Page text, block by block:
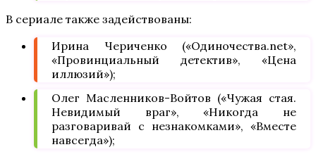
В сериале также задействованы:
Ирина Чериченко («Одиночества.net»,
«Провинциальный детектив», «Цена
иллюзий»);
Олег Масленников-Войтов («Чужая стая.
Невидимый враг», «Никогда не
разговаривай с незнакомками», «Вместе
навсегда»);